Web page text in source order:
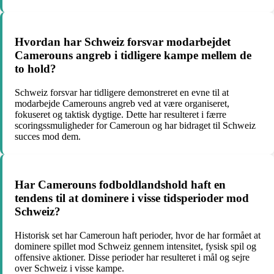
Hvordan har Schweiz forsvar modarbejdet
Camerouns angreb i tidligere kampe mellem de
to hold?
Schweiz forsvar har tidligere demonstreret en evne til at
modarbejde Camerouns angreb ved at være organiseret,
fokuseret og taktisk dygtige. Dette har resulteret i færre
scoringssmuligheder for Cameroun og har bidraget til Schweiz
succes mod dem.
Har Camerouns fodboldlandshold haft en
tendens til at dominere i visse tidsperioder mod
Schweiz?
Historisk set har Cameroun haft perioder, hvor de har formået at
dominere spillet mod Schweiz gennem intensitet, fysisk spil og
offensive aktioner. Disse perioder har resulteret i mål og sejre
over Schweiz i visse kampe.